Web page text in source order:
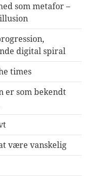
som metafor –
digital spiral
times
er som bekendt
være vanskelig